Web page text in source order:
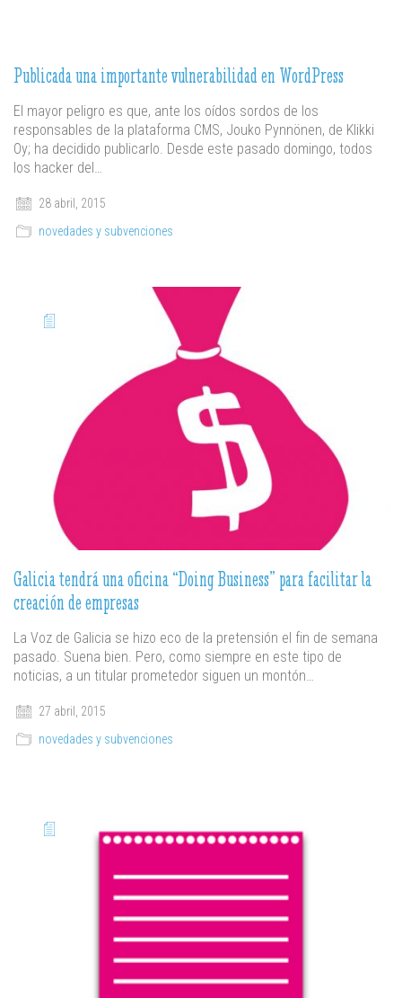
Publicada una importante vulnerabilidad en WordPress
El mayor peligro es que, ante los oídos sordos de los
responsables de la plataforma CMS, Jouko Pynnönen, de Klikki
Oy; ha decidido publicarlo. Desde este pasado domingo, todos
los hacker del…
28 abril, 2015
novedades y subvenciones
Galicia tendrá una oficina “Doing Business” para facilitar la
creación de empresas
La Voz de Galicia se hizo eco de la pretensión el fin de semana
pasado. Suena bien. Pero, como siempre en este tipo de
noticias, a un titular prometedor siguen un montón…
27 abril, 2015
novedades y subvenciones